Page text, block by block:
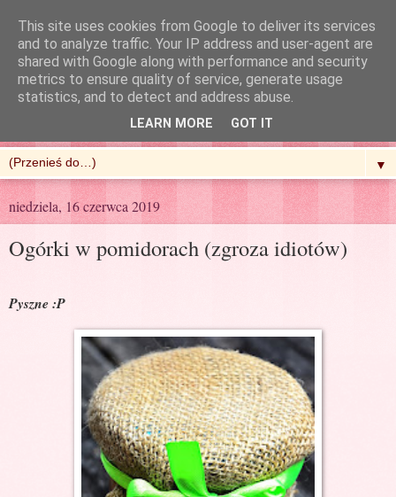
R'n'G Kitchen
▼
niedziela, 16 czerwca 2019
Ogórki w pomidorach (zgroza idiotów)
Pyszne :P
This site uses cookies from Google to deliver its services
and to analyze traffic. Your IP address and user-agent are
shared with Google along with performance and security
metrics to ensure quality of service, generate usage
statistics, and to detect and address abuse.
LEARN MORE GOT IT